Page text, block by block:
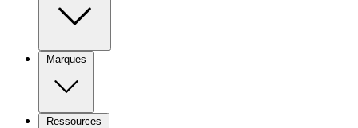
Marques
Ressources